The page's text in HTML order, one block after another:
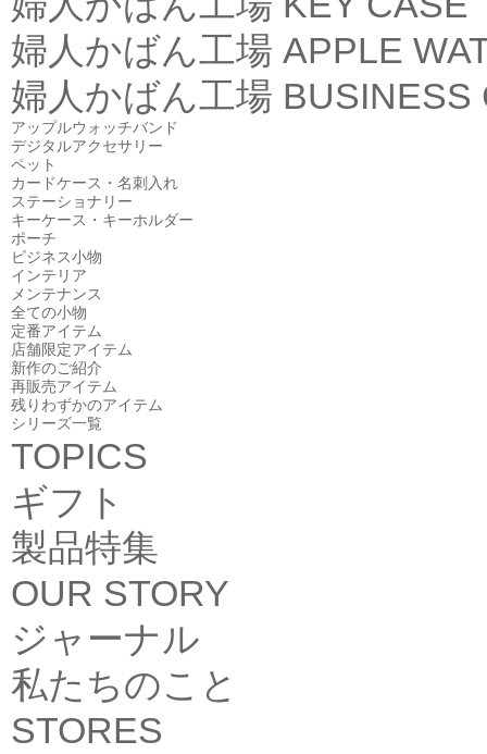
婦人かばん工場 APPLE
婦人かばん工場 BUSINESS
アップルウォッチバンド
デジタルアクセサリー
ペット
カードケース・名刺入れ
ステーショナリー
キーケース・キーホルダー
ポーチ
ビジネス小物
インテリア
メンテナンス
全ての小物
定番アイテム
店舗限定アイテム
新作のご紹介
再販売アイテム
残りわずかのアイテム
シリーズ一覧
TOPICS
ギフト
製品特集
OUR STORY
ジャーナル
私たちのこと
STORES